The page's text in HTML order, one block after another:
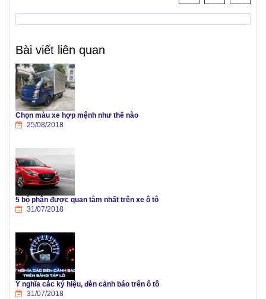
Bài viết liên quan
Chọn màu xe hợp mệnh như thế nào
25/08/2018
5 bộ phận được quan tâm nhất trên xe ô tô
31/07/2018
Ý nghĩa các ký hiệu, đèn cảnh báo trên ô tô
31/07/2018